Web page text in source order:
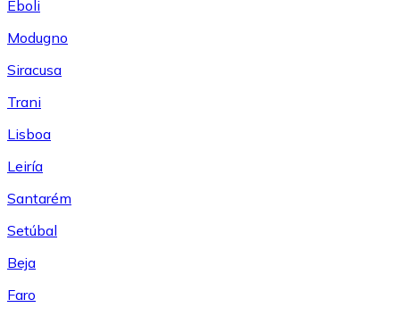
Eboli
Modugno
Siracusa
Trani
Lisboa
Leiría
Santarém
Setúbal
Beja
Faro